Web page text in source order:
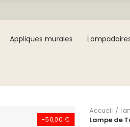
Appliques murales
-50,00 €
Accueil
Lampe de